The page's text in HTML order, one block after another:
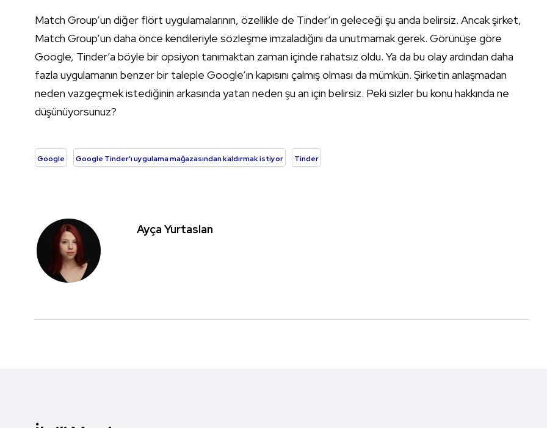
Match Group’un diğer flört uygulamalarının, özellikle de Tinder’ın geleceği şu anda belirsiz. Ancak şirket,
Match Group’un daha önce kendileriyle sözleşme imzaladığını da unutmamak gerek. Görünüşe göre
Google, Tinder’a böyle bir opsiyon tanımaktan zaman içinde rahatsız oldu. Ya da bu olay ardından daha
fazla uygulamanın benzer bir taleple Google’ın kapısını çalmış olması da mümkün. Şirketin anlaşmadan
neden vazgeçmek istediğinin arkasında yatan neden şu an için belirsiz. Peki sizler bu konu hakkında ne
düşünüyorsunuz?
Google Google Tinder'ı uygulama mağazasından kaldırmak istiyor Tinder
Ayça Yurtaslan